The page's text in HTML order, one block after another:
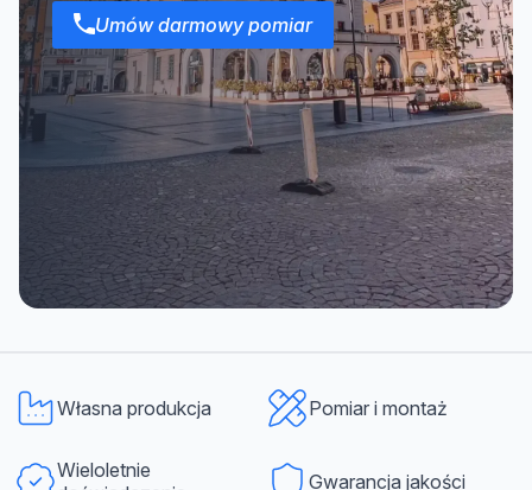
Umów darmowy pomiar
Własna produkcja Pomiar i montaż
Wieloletnie
Gwarancja jakości